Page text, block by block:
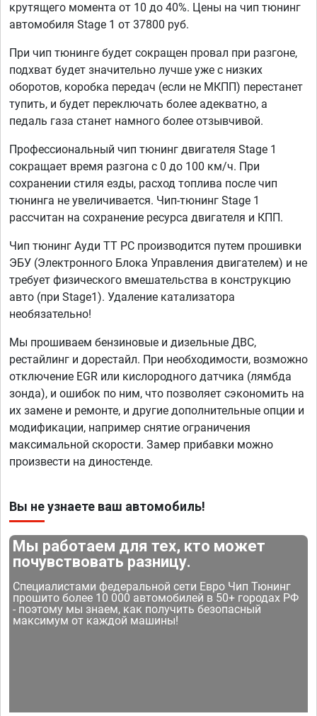
крутящего момента от 10 до 40%. Цены на чип тюнинг
автомобиля Stage 1 от 37800 руб.
При чип тюнинге будет сокращен провал при разгоне,
подхват будет значительно лучше уже с низких
оборотов, коробка передач (если не МКПП) перестанет
тупить, и будет переключать более адекватно, а
педаль газа станет намного более отзывчивой.
Профессиональный чип тюнинг двигателя Stage 1
сокращает время разгона с 0 до 100 км/ч. При
сохранении стиля езды, расход топлива после чип
тюнинга не увеличивается. Чип-тюнинг Stage 1
рассчитан на сохранение ресурса двигателя и КПП.
Чип тюнинг Ауди ТТ РС производится путем прошивки
ЭБУ (Электронного Блока Управления двигателем) и не
требует физического вмешательства в конструкцию
авто (при Stage1). Удаление катализатора
необязательно!
Мы прошиваем бензиновые и дизельные ДВС,
рестайлинг и дорестайл. При необходимости, возможно
отключение EGR или кислородного датчика (лямбда
зонда), и ошибок по ним, что позволяет сэкономить на
их замене и ремонте, и другие дополнительные опции и
модификации, например снятие ограничения
максимальной скорости. Замер прибавки можно
произвести на диностенде.
Вы не узнаете ваш автомобиль!
Мы работаем для тех, кто может
почувствовать разницу.
Специалистами федеральной сети Евро Чип Тюнинг
прошито более 10 000 автомобилей в 50+ городах РФ
- поэтому мы знаем, как получить безопасный
максимум от каждой машины!